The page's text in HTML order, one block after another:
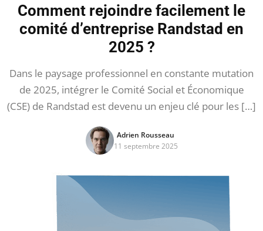
Comment rejoindre facilement le
comité d’entreprise Randstad en
2025 ?
Dans le paysage professionnel en constante mutation
de 2025, intégrer le Comité Social et Économique
(CSE) de Randstad est devenu un enjeu clé pour les […]
Adrien Rousseau
11 septembre 2025